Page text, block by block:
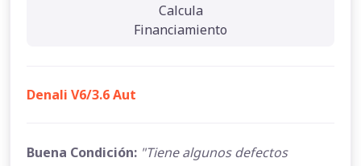
Calcula
Financiamiento
Denali V6/3.6 Aut
Buena Condición: "Tiene algunos defectos